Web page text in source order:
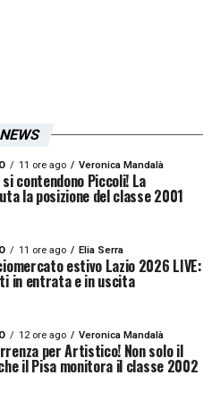
Maurizio Sarri . Con i
degliallenatori più
modernità delle sue
che va ben oltre
il suo
sua filosofia incentrata
e ricerca della
NEWS
11 ore ago Veronica Mandalà
si contendono Piccoli! La
la posizione del classe 2001
11 ore ago Elia Serra
estivo Lazio 2026 LIVE:
in entrata e in uscita
12 ore ago Veronica Mandalà
per Artistico! Non solo il
il Pisa monitora il classe 2002